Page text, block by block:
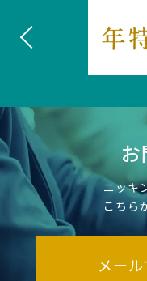
ニッキ
こちら
メー